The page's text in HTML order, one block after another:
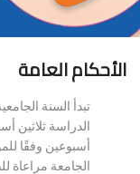
الأحكام العامة
تبدأ السنة
الدراسة ثلاثين
أسبوعين وفقًا
الجامعة مراعاة